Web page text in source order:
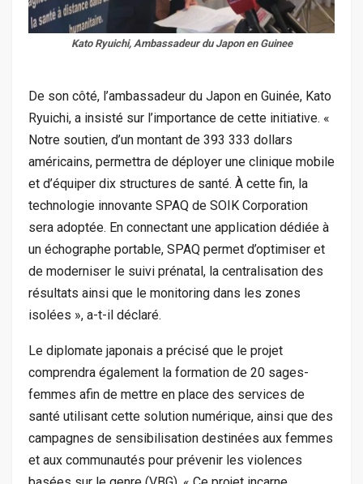
Kato Ryuichi, Ambassadeur du Japon en Guinee
De son côté, l’ambassadeur du Japon en Guinée, Kato
Ryuichi, a insisté sur l’importance de cette initiative. «
Notre soutien, d’un montant de 393 333 dollars
américains, permettra de déployer une clinique mobile
et d’équiper dix structures de santé. À cette fin, la
technologie innovante SPAQ de SOIK Corporation
sera adoptée. En connectant une application dédiée à
un échographe portable, SPAQ permet d’optimiser et
de moderniser le suivi prénatal, la centralisation des
résultats ainsi que le monitoring dans les zones
isolées », a-t-il déclaré.
Le diplomate japonais a précisé que le projet
comprendra également la formation de 20 sages-
femmes afin de mettre en place des services de
santé utilisant cette solution numérique, ainsi que des
campagnes de sensibilisation destinées aux femmes
et aux communautés pour prévenir les violences